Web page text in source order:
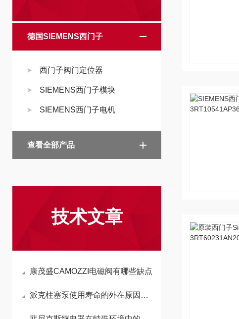
德国SIEMENS西门子
西门子阀门定位器
SIEMENS西门子模块
SIEMENS西门子电机
查看全部产品
技术文章
康茂盛CAMOZZI电磁阀有哪些缺点
派克柱塞泵使用寿命的外在原因分析及预防措施